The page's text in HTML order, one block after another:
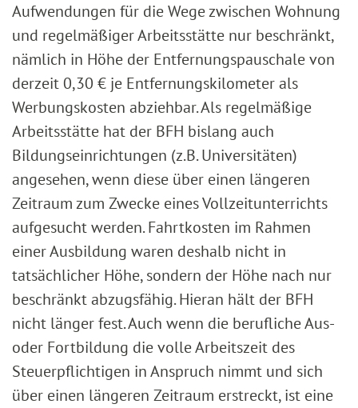
Aufwendungen für die Wege zwischen Wohnung
und regelmäßiger Arbeitsstätte nur beschränkt,
nämlich in Höhe der Entfernungspauschale von
derzeit 0,30 € je Entfernungskilometer als
Werbungskosten abziehbar. Als regelmäßige
Arbeitsstätte hat der BFH bislang auch
Bildungseinrichtungen (z.B. Universitäten)
angesehen, wenn diese über einen längeren
Zeitraum zum Zwecke eines Vollzeitunterrichts
aufgesucht werden. Fahrtkosten im Rahmen
einer Ausbildung waren deshalb nicht in
tatsächlicher Höhe, sondern der Höhe nach nur
beschränkt abzugsfähig. Hieran hält der BFH
nicht länger fest. Auch wenn die berufliche Aus-
oder Fortbildung die volle Arbeitszeit des
Steuerpflichtigen in Anspruch nimmt und sich
über einen längeren Zeitraum erstreckt, ist eine